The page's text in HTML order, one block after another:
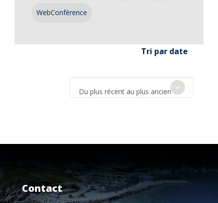
WebConférence
Tri par date
Du plus récent au plus ancien
Contact